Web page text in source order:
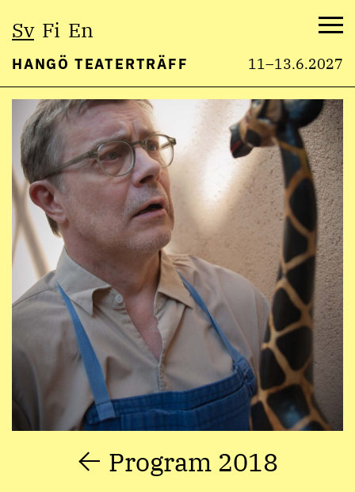
Hoppa
innehåll
Sv Fi En
HANGÖ TEATERTRÄFF 11–13.6.2027
Program 2018